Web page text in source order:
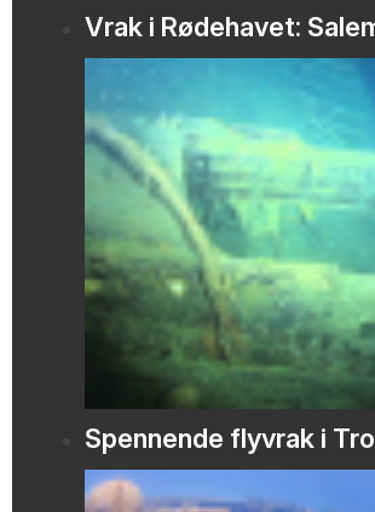
Vrak i Rødehavet:
Spennende flyvrak i